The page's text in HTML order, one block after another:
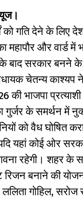
को गति देने के
और वार्ड में
बाद सरकार बनने
चेतन्य
की भाजपा
गुर्जर के समर्थन
को वैध घोषित
यहां कोई ओर
रहेगी। शहर के
बनाने की
ललिता गोहिल,